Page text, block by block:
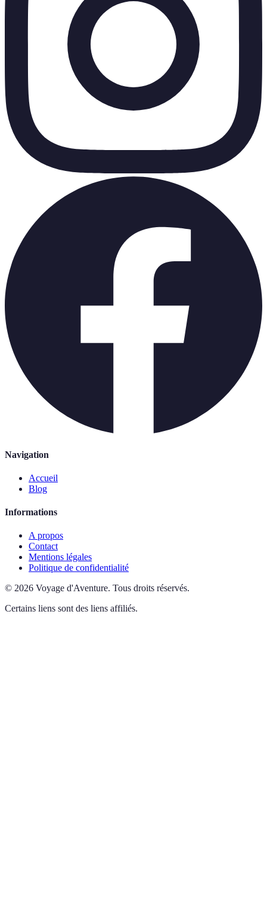
Navigation
Accueil
Blog
Informations
A propos
Contact
Mentions légales
Politique de confidentialité
© 2026 Voyage d'Aventure. Tous droits réservés.
Certains liens sont des liens affiliés.